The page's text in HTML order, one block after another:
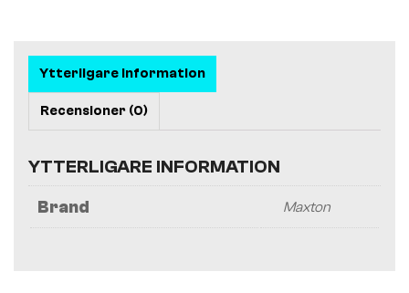
Ytterligare information
Recensioner (0)
YTTERLIGARE INFORMATION
Brand Maxton